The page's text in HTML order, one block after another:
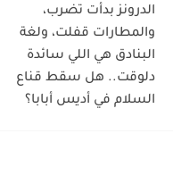
الدرونز بدأت تضرب،
والمطارات قفلت، ولغة
البنادق هي اللي سائدة
دلوقت.. هل سقط قناع
السلام في أديس أبابا؟